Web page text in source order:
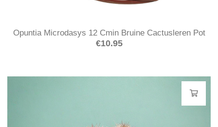
Opuntia Microdasys 12 Cmin Bruine Cactusleren Pot
€10.95